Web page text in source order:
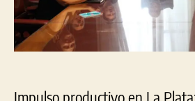
Impulso productivo en La